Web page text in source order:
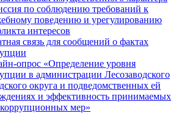
по соблюдению требований к
поведению и урегулированию
интересов
связь для сообщений о фактах
опрос «Определение уровня
в администрации Лесозаводского
округа и подведомственных ей
и эффективность принимаемых
мер»